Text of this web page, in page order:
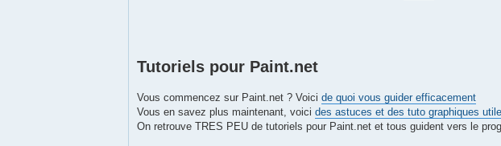
Tutoriels pour Paint.net
Vous commencez sur Paint.net ? Voici de quoi vous guider efficacement
Vous en savez plus maintenant, voici des astuces et des tuto graphiques
On retrouve TRES PEU de tutoriels pour Paint.net et tous guident vers le